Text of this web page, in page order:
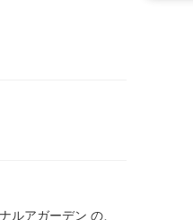
ルアガーデン の、